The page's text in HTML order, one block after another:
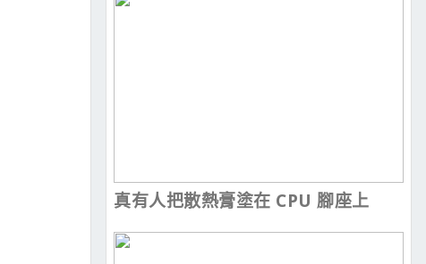
真有人把散熱膏塗在 CPU 腳座上